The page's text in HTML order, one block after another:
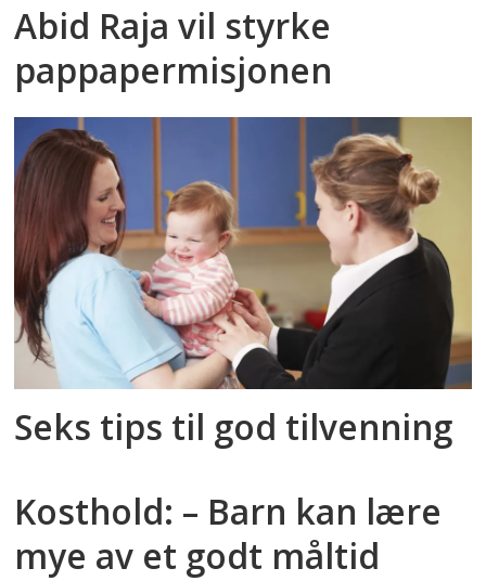
Abid Raja vil styrke
pappapermisjonen
Seks tips til god tilvenning
Kosthold: – Barn kan lære
mye av et godt måltid